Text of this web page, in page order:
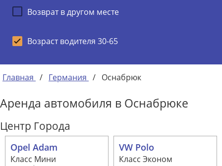
Возврат в другом месте
Возраст водителя 30-65
Главная / Германия / Оснабрюк
Аренда автомобиля в Оснабрюке
Центр Города
Opel Adam
Класс Мини
VW Polo
Класс Эконом